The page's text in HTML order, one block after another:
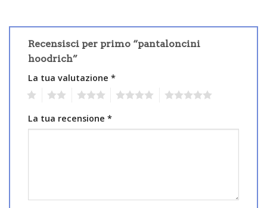
Recensisci per primo “pantaloncini
hoodrich”
La tua valutazione *
La tua recensione *